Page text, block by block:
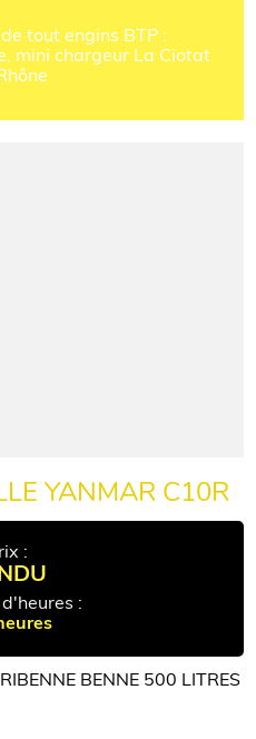
tout engins BTP :
mini chargeur La Ciotat
YANMAR C10R
:
:
BENNE 500 LITRES